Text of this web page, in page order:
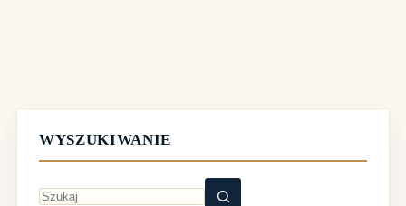
WYSZUKIWANIE